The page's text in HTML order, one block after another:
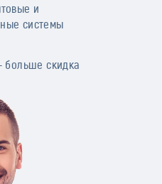
и
системы
больше скидка